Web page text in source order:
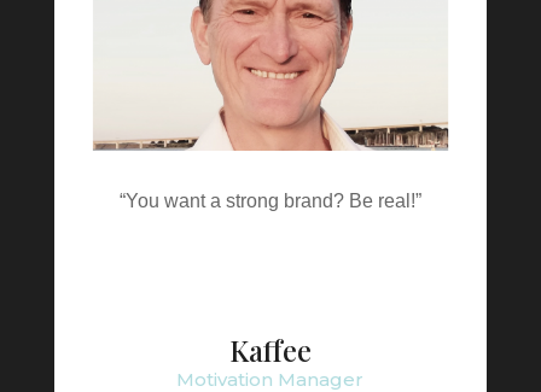
“You want a strong brand? Be real!”
Kaffee
Motivation Manager